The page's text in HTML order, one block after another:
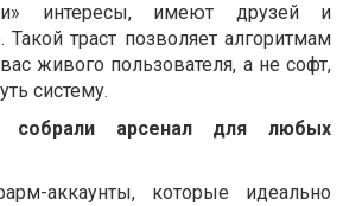
интересы, имеют друзей и
Такой траст позволяет алгоритмам
живого пользователя, а не софт,
систему.
арсенал для любых
аккаунты, которые идеально